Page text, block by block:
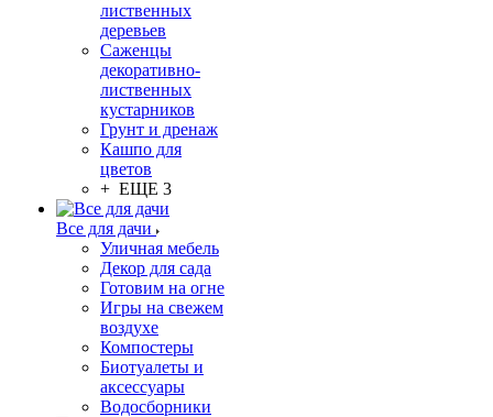
лиственных
деревьев
Саженцы
декоративно-
лиственных
кустарников
Грунт и дренаж
Кашпо для
цветов
+ ЕЩЕ 3
Все для дачи
Уличная мебель
Декор для сада
Готовим на огне
Игры на свежем
воздухе
Компостеры
Биотуалеты и
аксессуары
Водосборники